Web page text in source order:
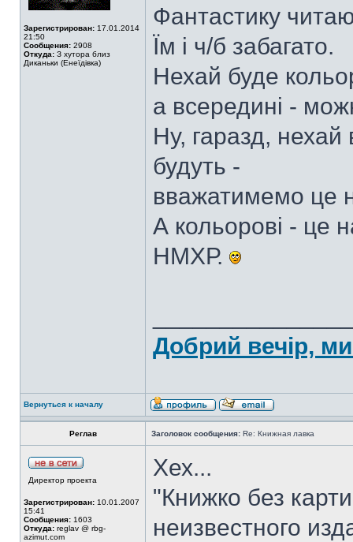
Зарегистрирован: 17.01.2014
21:50
Сообщения: 2908
Откуда: З хутора близ
Диканьки (Енеїдівка)
Фантастику
Їм і ч/б забагато.
Нехай буде
а всередині -
Ну, гаразд, нехай
будуть -
вважатимемо це
А кольорові - це
НМХР.
Добрий вечір,
Вернуться к началу
Реглав Заголовок сообщения: Re: Книжная лавка
Директор проекта
Зарегистрирован: 10.01.2007
15:41
Сообщения: 1603
Откуда: reglav @ rbg-
azimut.com
Хех...
"Книжко без
неизвестного